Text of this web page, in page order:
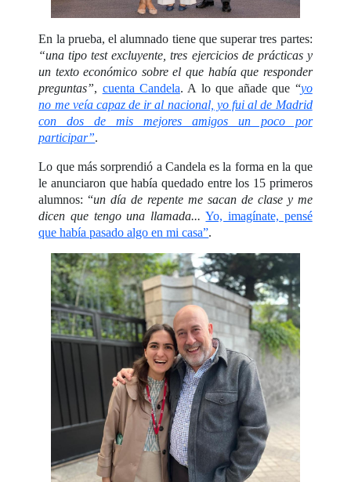
En la prueba, el alumnado tiene que superar tres partes:
“una tipo test excluyente, tres ejercicios de prácticas y
un texto económico sobre el que había que responder
preguntas”, cuenta Candela. A lo que añade que “yo
no me veía capaz de ir al nacional, yo fui al de Madrid
con dos de mis mejores amigos un poco por
participar”.
Lo que más sorprendió a Candela es la forma en la que
le anunciaron que había quedado entre los 15 primeros
alumnos: “un día de repente me sacan de clase y me
dicen que tengo una llamada...Yo, imagínate, pensé
que había pasado algo en mi casa”.